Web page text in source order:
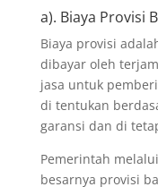
a). Biaya Provisi
Biaya provisi
dibayar oleh
jasa untuk
di tentukan
garansi dan di
Pemerintah
besarnya provisi